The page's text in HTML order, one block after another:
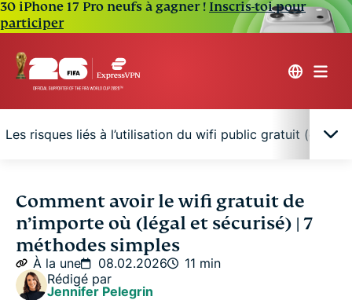
30 iPhone 17 Pro neufs à gagner ! Inscris-toi pour
participer
Les risques liés à l’utilisation du wifi public gratuit (et
7 méthodes prouvées pour obtenir le wifi
gratuitement de n’importe où
Comment obtenir le wifi gratuit chez vous (même
sans forfait internet)
Comment avoir le wifi gratuit de
n’importe où (légal et sécurisé) | 7
méthodes simples
À la une 08.02.2026
11 min
Rédigé par
Jennifer Pelegrin